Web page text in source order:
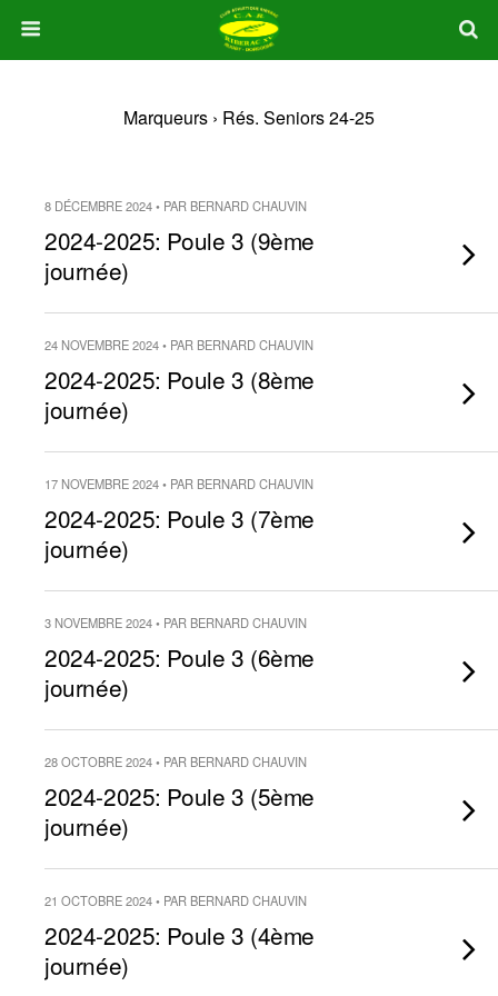
Marqueurs › Rés. Seniors 24-25
8 DÉCEMBRE 2024 • PAR BERNARD CHAUVIN
2024-2025: Poule 3 (9ème
journée)
24 NOVEMBRE 2024 • PAR BERNARD CHAUVIN
2024-2025: Poule 3 (8ème
journée)
17 NOVEMBRE 2024 • PAR BERNARD CHAUVIN
2024-2025: Poule 3 (7ème
journée)
3 NOVEMBRE 2024 • PAR BERNARD CHAUVIN
2024-2025: Poule 3 (6ème
journée)
28 OCTOBRE 2024 • PAR BERNARD CHAUVIN
2024-2025: Poule 3 (5ème
journée)
21 OCTOBRE 2024 • PAR BERNARD CHAUVIN
2024-2025: Poule 3 (4ème
journée)